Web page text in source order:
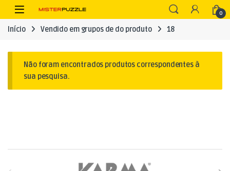
Skip to navigation
Skip to content
Open 0
Início Vendido em grupos de do produto 18
Não foram encontrados produtos correspondentes à
sua pesquisa.
Brands Carousel